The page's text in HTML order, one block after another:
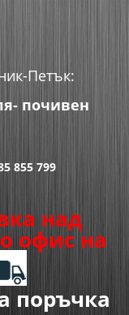
Петък:
почивен
855 799
над
офис на
поръчка